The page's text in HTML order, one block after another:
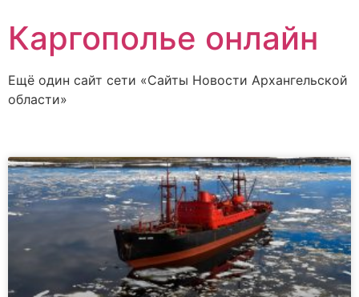
Каргополье онлайн
Ещё один сайт сети «Сайты Новости Архангельской
области»